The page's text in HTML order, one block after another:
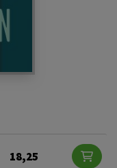
18,25